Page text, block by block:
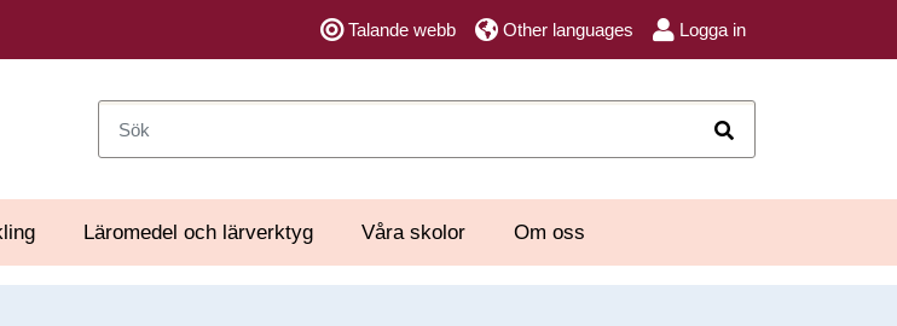
Talande webb Other languages Logga in
Läromedel och lärverktyg Våra skolor Om oss